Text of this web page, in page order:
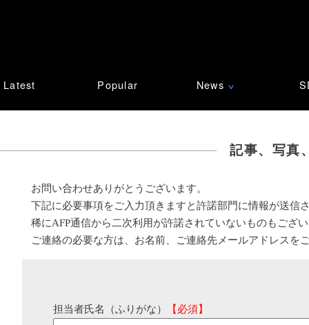
Latest Popular News ∨
記事、写真
お問い合わせありがとうございます。
下記に必要事項をご入力頂きますと許諾部門に情報が送信
稀にAFP通信から二次利用が許諾されていないものもござ
ご連絡の必要な方は、お名前、ご連絡先メールアドレスを
担当者氏名（ふりがな） 【必須】